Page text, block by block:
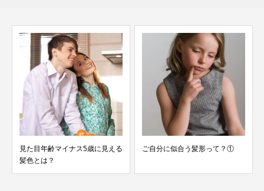
ご自分に似合う髪形って？①
冬のシニアの髪にはヘアスプレ